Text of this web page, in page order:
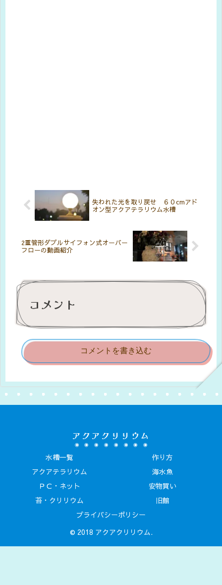
失われた光を取り戻せ ６０cmアド
オン型アクアテラリウム水槽
2重管形ダブルサイフォン式オーバー
フローの動画紹介
コメント
コメントを書き込む
アクアクリリウム
水槽一覧
作り方
アクアテラリウム
海水魚
ＰＣ・ネット
安物買い
苔・クリリウム
旧館
プライバシーポリシー
© 2018 アクアクリリウム.